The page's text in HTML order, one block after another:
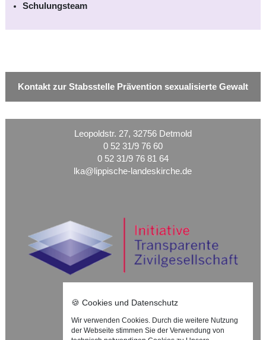
Schulungsteam
Kontakt zur Stabsstelle Prävention sexualisierte Gewalt
Leopoldstr. 27, 32756 Detmold
0 52 31/9 76 60
0 52 31/9 76 81 64
lka@lippische-landeskirche.de
Nach oben ⇪
🍪 Cookies und Datenschutz
Wir verwenden Cookies. Durch die weitere Nutzung
der Webseite stimmen Sie der Verwendung von